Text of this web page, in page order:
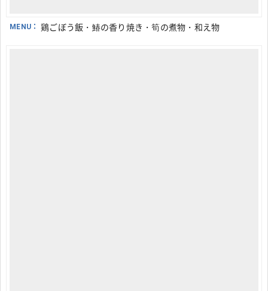
MENU： 鶏ごぼう飯・鰆の香り焼き・筍の煮物・和え物